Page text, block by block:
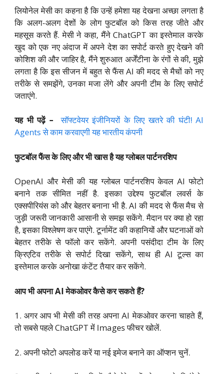
लियोनेल मेसी का कहना है कि उन्हें हमेशा यह देखना अच्छा लगता है
कि अलग-अलग देशों के लोग फुटबॉल को किस तरह जीते और
महसूस करते हैं. मेसी ने कहा, मैंने ChatGPT का इस्तेमाल करके
खुद को एक नए अंदाज में अपने देश का सपोर्ट करते हुए देखने की
कोशिश की और जाहिर है, मैंने शुरुआत अर्जेंटीना के रंगों से की, मुझे
लगता है कि इस सीजन में बहुत से फैंस AI की मदद से मैचों को नए
तरीके से समझेंगे, उनका मजा लेंगे और अपनी टीम के लिए सपोर्ट
जताएंगे.
यह भी पढ़ें –सॉफ्टवेयर इंजीनियरों के लिए खतरे की घंटी! AI
Agents से काम करवाएगी यह भारतीय कंपनी
फुटबॉल फैंस के लिए और भी खास है यह ग्लोबल पार्टनरशिप
OpenAI और मेसी की यह ग्लोबल पार्टनरशिप केवल AI फोटो
बनाने तक सीमित नहीं है. इसका उद्देश्य फुटबॉल लवर्स के
एक्सपीरियंस को और बेहतर बनाना भी है. AI की मदद से फैंस मैच से
जुड़ी जरूरी जानकारी आसानी से समझ सकेंगे. मैदान पर क्या हो रहा
है, इसका विश्लेषण कर पाएंगे. टूर्नामेंट की कहानियों और घटनाओं को
बेहतर तरीके से फॉलो कर सकेंगे. अपनी पसंदीदा टीम के लिए
क्रिएटिव तरीके से सपोर्ट दिखा सकेंगे, साथ ही AI टूल्स का
इस्तेमाल करके अनोखा कंटेंट तैयार कर सकेंगे.
आप भी अपना AI मेकओवर कैसे कर सकते हैं?
1. अगर आप भी मेसी की तरह अपना AI मेकओवर करना चाहते हैं,
तो सबसे पहले ChatGPT में Images फीचर खोलें.
2. अपनी फोटो अपलोड करें या नई इमेज बनाने का ऑप्शन चुनें.